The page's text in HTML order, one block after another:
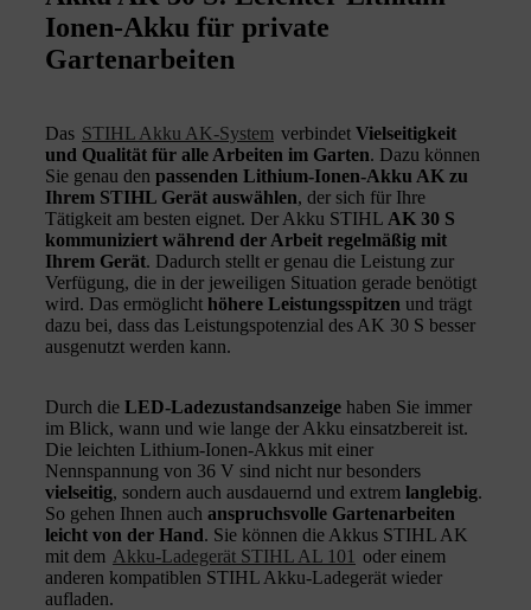
Ionen-Akku für private
Gartenarbeiten
Das STIHL Akku AK-System verbindet Vielseitigkeit
und Qualität für alle Arbeiten im Garten. Dazu können
Sie genau den passenden Lithium-Ionen-Akku AK zu
Ihrem STIHL Gerät auswählen, der sich für Ihre
Tätigkeit am besten eignet. Der Akku STIHL AK 30 S
kommuniziert während der Arbeit regelmäßig mit
Ihrem Gerät. Dadurch stellt er genau die Leistung zur
Verfügung, die in der jeweiligen Situation gerade benötigt
wird. Das ermöglicht höhere Leistungsspitzen und trägt
dazu bei, dass das Leistungspotenzial des AK 30 S besser
ausgenutzt werden kann.
Durch die LED-Ladezustandsanzeige haben Sie immer
im Blick, wann und wie lange der Akku einsatzbereit ist.
Die leichten Lithium-Ionen-Akkus mit einer
Nennspannung von 36 V sind nicht nur besonders
vielseitig, sondern auch ausdauernd und extrem langlebig.
So gehen Ihnen auch anspruchsvolle Gartenarbeiten
leicht von der Hand. Sie können die Akkus STIHL AK
mit dem Akku-Ladegerät STIHL AL 101 oder einem
anderen kompatiblen STIHL Akku-Ladegerät wieder
aufladen.